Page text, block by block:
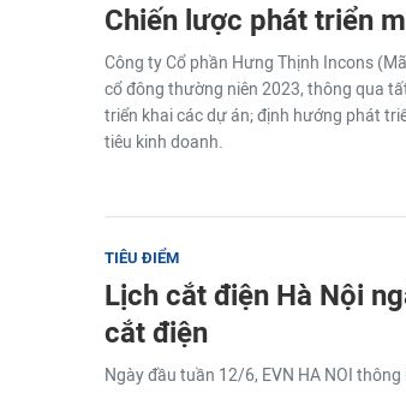
Chiến lược phát triển
Công ty Cổ phần Hưng Thịnh Incons
cổ đông thường niên 2023, thông qua
triển khai các dự án; định hướng phát
tiêu kinh doanh.
TIÊU ĐIỂM
Lịch cắt điện Hà Nội
cắt điện
Ngày đầu tuần 12/6, EVN HA NOI